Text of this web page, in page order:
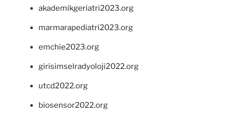
akademikgeriatri2023.org
marmarapediatri2023.org
emchie2023.org
girisimselradyoloji2022.org
utcd2022.org
biosensor2022.org